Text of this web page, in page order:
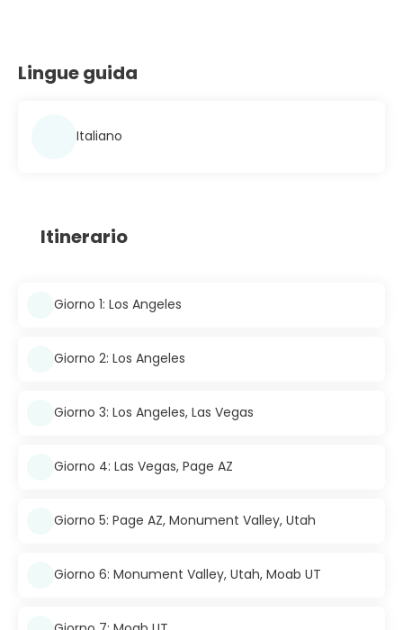
Lingue guida
Italiano
Itinerario
Giorno 1: Los Angeles
Giorno 2: Los Angeles
Giorno 3: Los Angeles, Las Vegas
Giorno 4: Las Vegas, Page AZ
Giorno 5: Page AZ, Monument Valley, Utah
Giorno 6: Monument Valley, Utah, Moab UT